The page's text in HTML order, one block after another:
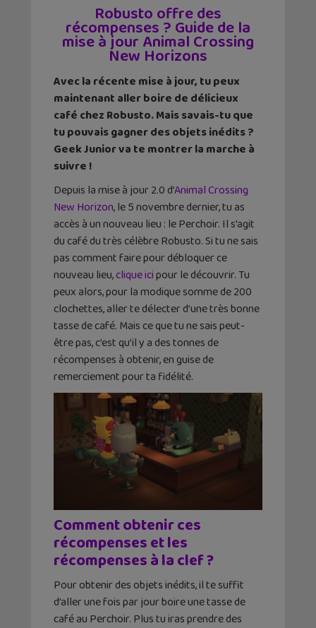
Robusto offre des
récompenses ? Guide de la
mise à jour Animal Crossing
New Horizons
Avec la récente mise à jour, tu peux
maintenant aller boire de délicieux
café chez Robusto. Mais savais-tu que
tu pouvais gagner des objets inédits ?
Geek Junior va te montrer la marche à
suivre !
Depuis la mise à jour 2.0 d’Animal Crossing
New Horizon, le 5 novembre dernier, tu as
accès à un nouveau lieu : le Perchoir. Il s’agit
du café du très célèbre Robusto. Si tu ne sais
pas comment faire pour débloquer ce
nouveau lieu,clique icipour le découvrir. Tu
peux alors, pour la modique somme de 200
clochettes, aller te délecter d’une très bonne
tasse de café. Mais ce que tu ne sais peut-
être pas, c’est qu’il y a des tonnes de
récompenses à obtenir, en guise de
remerciement pour ta fidélité.
Comment obtenir ces
récompenses et les
récompenses à la clef ?
Pour obtenir des objets inédits, il te suffit
d’aller une fois par jour boire une tasse de
café au Perchoir. Plus tu iras prendre des